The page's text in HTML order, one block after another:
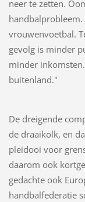
neer te zetten.
vrouwenvoetbal.
gevolg is minder
minder
buitenland."
De dreigende
de draaikolk, en
pleidooi voor
daarom ook
gedachte ook
handbalfederatie